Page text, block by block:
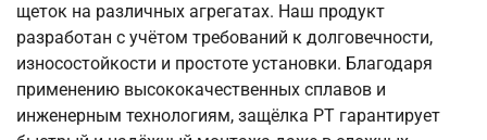
щеток на различных агрегатах. Наш продукт
разработан с учётом требований к долговечности,
износостойкости и простоте установки. Благодаря
применению высококачественных сплавов и
инженерным технологиям, защёлка PT гарантирует